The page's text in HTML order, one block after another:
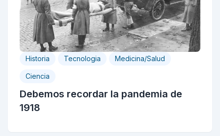
Historia Tecnologia Medicina/Salud
Ciencia
Debemos recordar la pandemia de
1918